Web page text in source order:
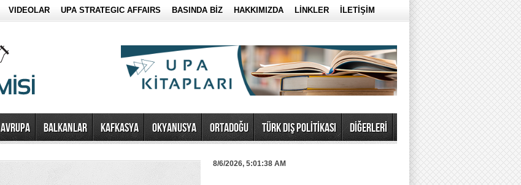
VIDEOLAR UPA STRATEGIC AFFAIRS BASINDA BİZ HAKKIMIZDA LİNKLER İLETİŞİM
AVRUPA BALKANLAR KAFKASYA OKYANUSYA ORTADOĞU TÜRK DIŞ POLİTİKASI DİĞERLERİ
8/6/2026, 5:01:38 AM